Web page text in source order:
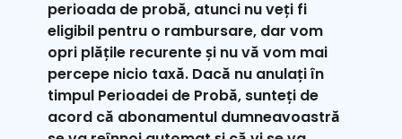
perioada de probă, atunci nu veți fi
eligibil pentru o rambursare, dar vom
opri plățile recurente și nu vă vom mai
percepe nicio taxă. Dacă nu anulați în
timpul Perioadei de Probă, sunteți de
acord că abonamentul dumneavoastră